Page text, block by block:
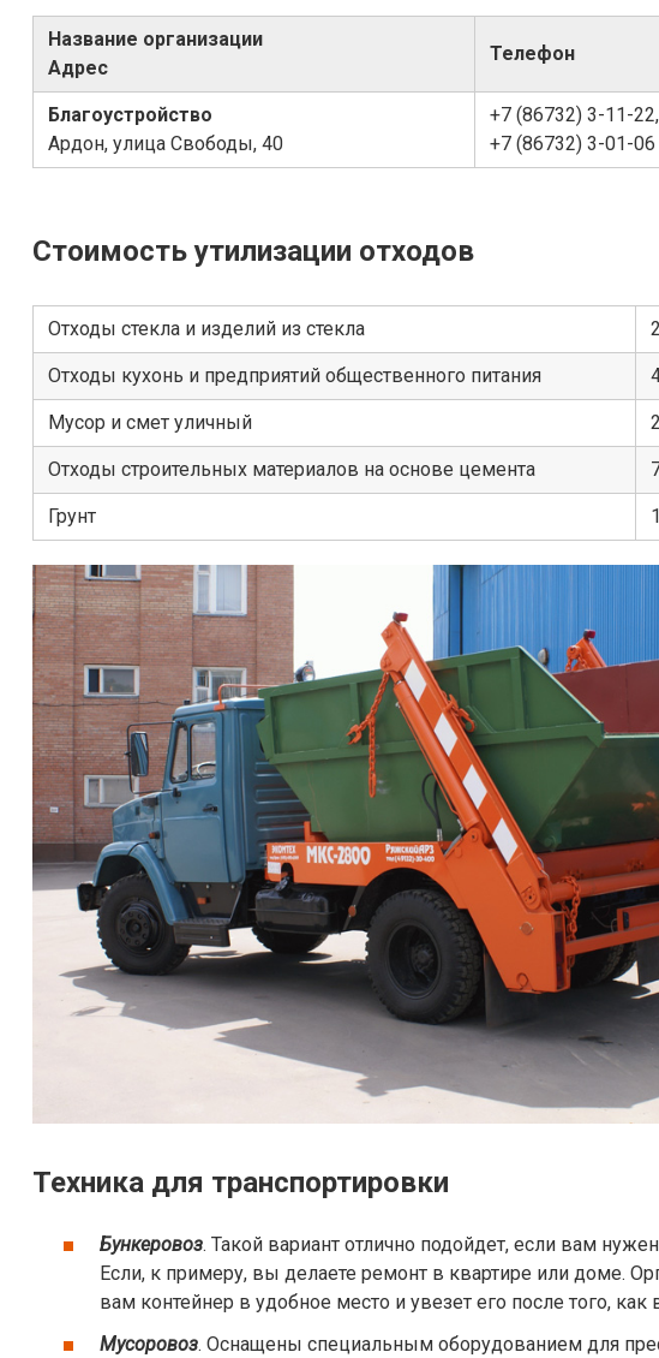
Название организации
Адрес
Телефон
Благоустройство
Ардон, улица Свободы, 40
+7 (86732) 3-11-22,
+7 (86732) 3-01-06
Стоимость утилизации отходов
Отходы стекла и изделий из стекла
Отходы кухонь и предприятий общественного питания
Мусор и смет уличный
Отходы строительных материалов на основе цемента
Грунт
Техника для транспортировки
Бункеровоз. Такой вариант отлично подойдет, если вам
Если, к примеру, вы делаете ремонт в квартире или доме.
вам контейнер в удобное место и увезет его после того, как
Мусоровоз. Оснащены специальным оборудованием для